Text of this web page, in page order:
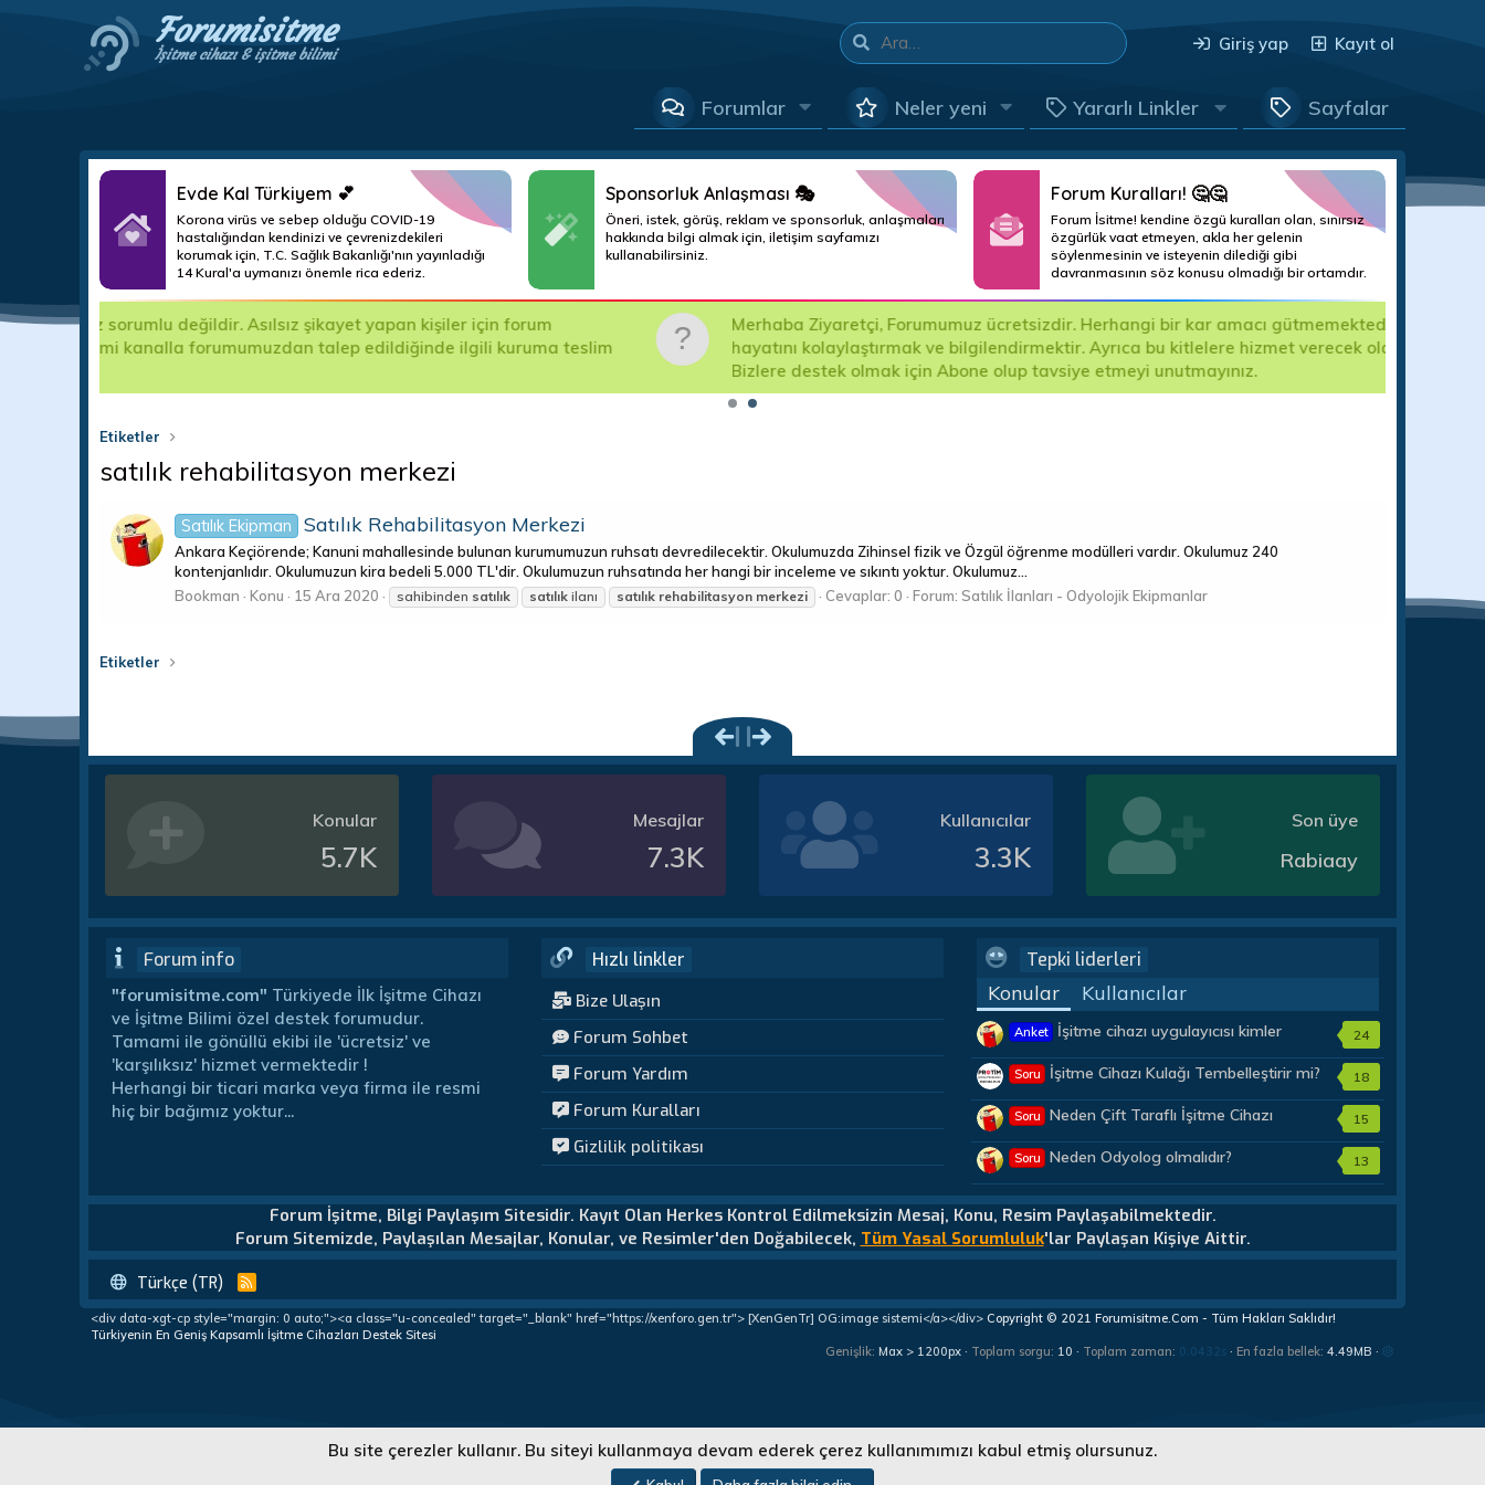
Forumisitme
İşitme cihazı & işitme bilimi
Giriş yap Kayıt ol
Forumlar Neler yeni Yararlı Linkler Sayfalar
Evde Kal Türkiyem 💕
Korona virüs ve sebep olduğu COVID-19
hastalığından kendinizi ve çevrenizdekileri
korumak için, T.C. Sağlık Bakanlığı'nın yayınladığı
14 Kural'a uymanızı önemle rica ederiz.
Sponsorluk Anlaşması 🎭
Öneri, istek, görüş, reklam ve sponsorluk, anlaşmaları
hakkında bilgi almak için, iletişim sayfamızı
kullanabilirsiniz.
Forum Kuralları! 🤔🤔
Forum İsitme! kendine özgü kuralları olan, sınırsız
özgürlük vaat etmeyen, akla her gelenin
söylenmesinin ve isteyenin dilediği gibi
davranmasının söz konusu olmadığı bir ortamdır.
Merhaba Ziyaretçi, Forumumuz ücretsizdir. Herhangi bir kar amacı gütmemektedir. Amacımız; İşitme Cihazı kullanıcılarının, İşitme Engellilerin
hayatını kolaylaştırmak ve bilgilendirmektir. Ayrıca bu kitlelere hizmet verecek olan Odyolog ve Odyometrist arkadaşlara destek olmak içindir.
Bizlere destek olmak için Abone olup tavsiye etmeyi unutmayınız.
Etiketler
satılık rehabilitasyon merkezi
Satılık Ekipman Satılık Rehabilitasyon Merkezi
Ankara Keçiörende; Kanuni mahallesinde bulunan kurumumuzun ruhsatı devredilecektir. Okulumuzda Zihinsel fizik ve Özgül öğrenme modülleri vardır. Okulumuz 240
kontenjanlıdır. Okulumuzun kira bedeli 5.000 TL'dir. Okulumuzun ruhsatında her hangi bir inceleme ve sıkıntı yoktur. Okulumuz...
Bookman
Konu 15 Ara 2020 sahibinden satılık satılık ilanı satılık rehabilitasyon merkezi Cevaplar: 0 Forum: Satılık İlanları - Odyolojik Ekipmanlar
Etiketler
Konular
5.7K
Mesajlar
7.3K
Kullanıcılar
3.3K
Son üye
Rabiaay
Forum info
"forumisitme.com" Türkiyede İlk İşitme Cihazı
ve İşitme Bilimi özel destek forumudur.
Tamami ile gönüllü ekibi ile 'ücretsiz' ve
'karşılıksız' hizmet vermektedir !
Herhangi bir ticari marka veya firma ile resmi
hiç bir bağımız yoktur...
Hızlı linkler
Bize Ulaşın
Forum Sohbet
Forum Yardım
Forum Kuralları
Gizlilik politikası
Tepki liderleri
Konular Kullanıcılar
Anket
İşitme cihazı uygulayıcısı kimler
24
Soru İşitme Cihazı Kulağı Tembelleştirir mi? 18
Soru
Neden Çift Taraflı İşitme Cihazı
15
Soru Neden Odyolog olmalıdır? 13
Forum İşitme, Bilgi Paylaşım Sitesidir. Kayıt Olan Herkes Kontrol Edilmeksizin Mesaj, Konu, Resim Paylaşabilmektedir.
Forum Sitemizde, Paylaşılan Mesajlar, Konular, ve Resimler'den Doğabilecek, Tüm Yasal Sorumluluk'lar Paylaşan Kişiye Aittir.
Türkçe (TR)
R
S
S
<div data-xgt-cp style="margin: 0 auto;"><a class="u-concealed" target="_blank" href="https://xenforo.gen.tr"> [XenGenTr] OG:image sistemi</a></div> Copyright © 2021 Forumisitme.Com - Tüm Hakları Saklıdır!
Türkiyenin En Geniş Kapsamlı İşitme Cihazları Destek Sitesi
Genişlik Toplam sorgu 10 Toplam zaman 0.0432s En fazla bellek 4.49MB
Bu site çerezler kullanır. Bu siteyi kullanmaya devam ederek çerez kullanımımızı kabul etmiş olursunuz.